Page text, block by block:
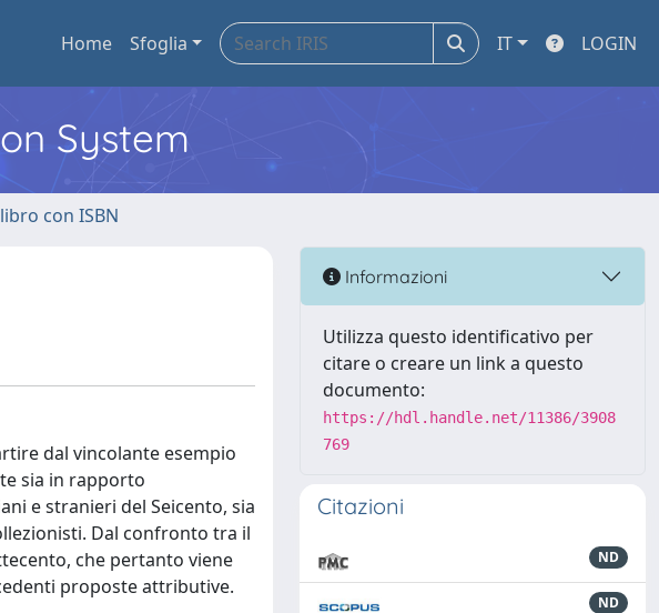
Home Sfoglia IT LOGIN
System
con ISBN
dal vincolante esempio
sia in rapporto
e stranieri del Seicento, sia
Dal confronto tra il
che pertanto viene
proposte attributive.
Informazioni
Utilizza questo identificativo per
citare o creare un link a questo
documento:
https://hdl.handle.net/11386/3908
769
Citazioni
ND
ND